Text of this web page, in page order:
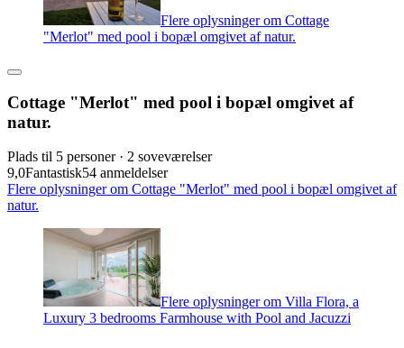
Flere oplysninger om Cottage
"Merlot" med pool i bopæl omgivet af natur.
Cottage "Merlot" med pool i bopæl omgivet af
natur.
Plads til 5 personer · 2 soveværelser
9,0Fantastisk54 anmeldelser
Flere oplysninger om Cottage "Merlot" med pool i bopæl omgivet af
natur.
Flere oplysninger om Villa Flora, a
Luxury 3 bedrooms Farmhouse with Pool and Jacuzzi